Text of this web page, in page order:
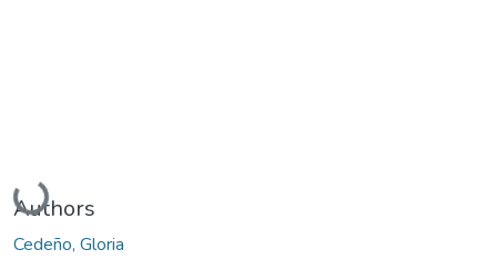
Cargando...
Authors
Cedeño, Gloria